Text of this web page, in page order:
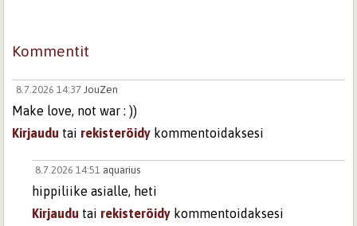
Kommentit
8.7.2026 14:37 JouZen
Make love, not war : ))
Kirjaudu tai rekisteröidy kommentoidaksesi
8.7.2026 14:51 aquarius
hippiliike asialle, heti
Kirjaudu tai rekisteröidy kommentoidaksesi